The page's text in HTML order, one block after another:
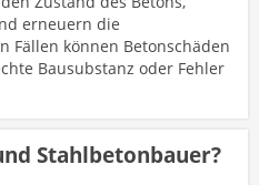
erneuern die
Fällen können Betonschäden
Bausubstanz oder Fehler
Stahlbetonbauer?